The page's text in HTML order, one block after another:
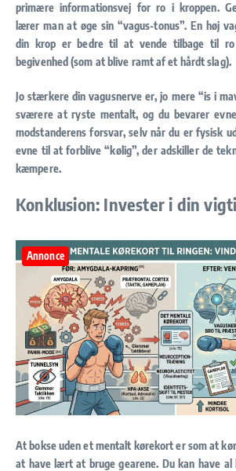
primære informationsvej for ro i kroppen.
lærer man at øge sin “vagus-tonus”. En høj
din krop er bedre til at vende tilbage til ro
begivenhed (som at blive ramt af et hårdt slag).
Jo stærkere din vagusnerve er, jo mere “is i
sværere at ryste mentalt, og du bevarer
modstanderens forsvar, selv når du er fysisk
evne til at forblive “kølig”, der adskiller de
kæmpere.
Konklusion: Invester i din
Annonce
At bokse uden et mentalt kørekort er som at
at have lært at bruge gearene. Du kan have